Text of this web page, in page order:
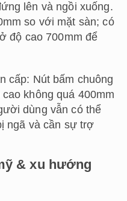
lên và ngồi xuống.
so với mặt sàn; có
độ cao 700mm để
cấp: Nút bấm chuông
không quá 400mm
dùng vẫn có thể
ngã và cần sự trợ
& xu hướng